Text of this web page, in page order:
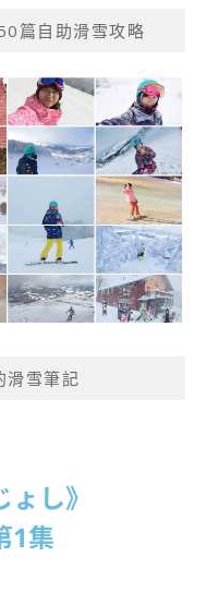
篇自助滑雪攻略
滑雪筆記